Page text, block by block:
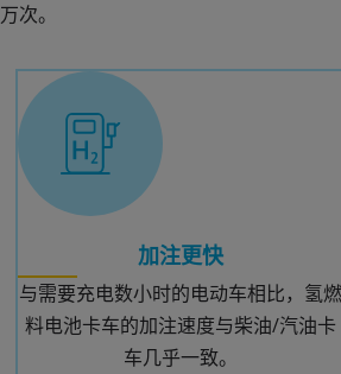
次。
加注更快
与需要充电数小时的电动车相比，氢燃
料电池卡车的加注速度与柴油/汽油卡
车几乎一致。